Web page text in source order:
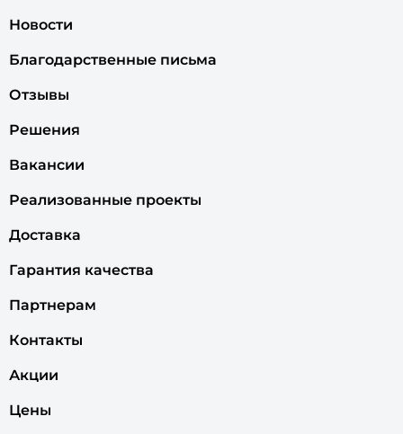
Новости
Благодарственные письма
Отзывы
Решения
Вакансии
Реализованные проекты
Доставка
Гарантия качества
Партнерам
Контакты
Акции
Цены